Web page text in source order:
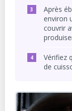
Après
environ
couvrir
Vérifiez
de